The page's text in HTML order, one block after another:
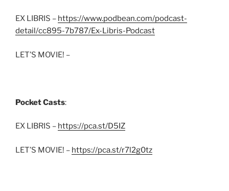
EX LIBRIS – https://www.podbean.com/podcast-
detail/cc895-7b787/Ex-Libris-Podcast
LET’S MOVIE! –
Pocket Casts:
EX LIBRIS – https://pca.st/D5IZ
LET’S MOVIE! – https://pca.st/r7l2g0tz